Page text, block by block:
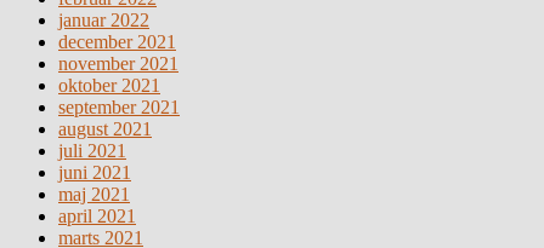
januar 2022
december 2021
november 2021
oktober 2021
september 2021
august 2021
juli 2021
juni 2021
maj 2021
april 2021
marts 2021